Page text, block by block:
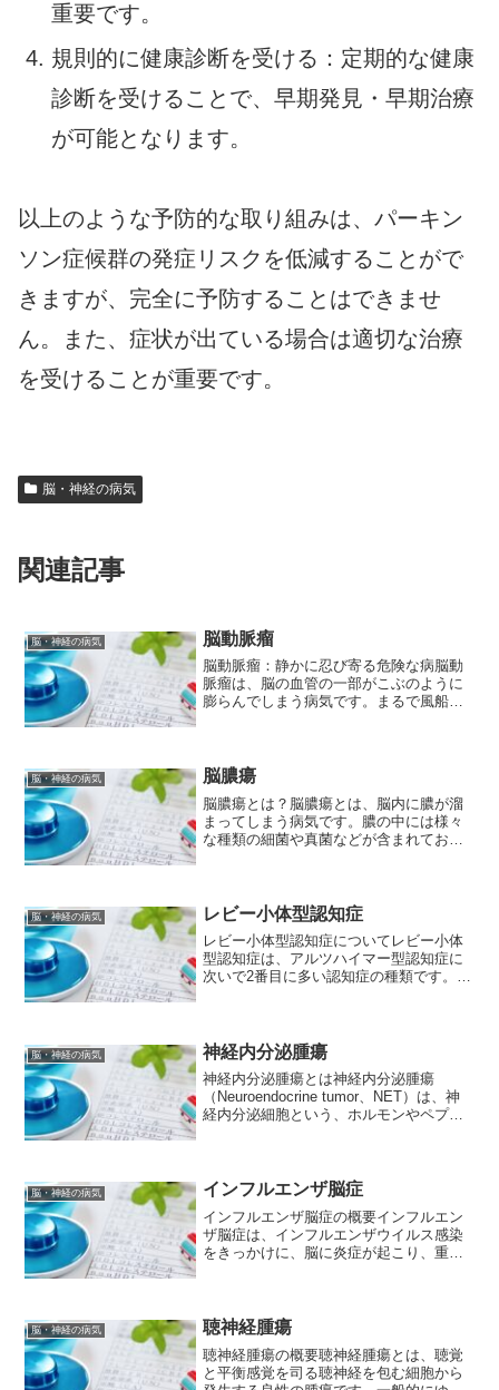
重要です。
規則的に健康診断を受ける：定期的な健康
診断を受けることで、早期発見・早期治療
が可能となります。
以上のような予防的な取り組みは、パーキン
ソン症候群の発症リスクを低減することがで
きますが、完全に予防することはできませ
ん。また、症状が出ている場合は適切な治療
を受けることが重要です。
脳・神経の病気
関連記事
脳・神経の病気 脳動脈瘤
脳動脈瘤：静かに忍び寄る危険な病脳動
脈瘤は、脳の血管の一部がこぶのように
膨らんでしまう病気です。まるで風船の
により、そのリスクを大幅に...
脳・神経の病気 脳膿瘍
脳膿瘍とは？脳膿瘍とは、脳内に膿が溜
まってしまう病気です。膿の中には様々
な種類の細菌や真菌などが含まれてお
路が考えられます。 直接...
脳・神経の病気 レビー小体型認知症
レビー小体型認知症についてレビー小体
型認知症は、アルツハイマー型認知症に
次いで2番目に多い認知症の種類です。パ
知症とは？レビー小体型...
脳・神経の病気 神経内分泌腫瘍
神経内分泌腫瘍とは神経内分泌腫瘍
（Neuroendocrine tumor、NET）は、神
経内分泌細胞という、ホルモンやペプチ
可能性が...
脳・神経の病気 インフルエンザ脳症
インフルエンザ脳症の概要インフルエン
ザ脳症は、インフルエンザウイルス感染
をきっかけに、脳に炎症が起こり、重篤
徴です。原因インフルエン...
脳・神経の病気 聴神経腫瘍
聴神経腫瘍の概要聴神経腫瘍とは、聴覚
と平衡感覚を司る聴神経を包む細胞から